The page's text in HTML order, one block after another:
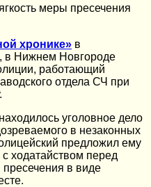
меры пресечения
хронике» в
в Нижнем Новгороде
работающий
отдела СЧ при
уголовное дело
в незаконных
предложил ему
ходатайством перед
в виде